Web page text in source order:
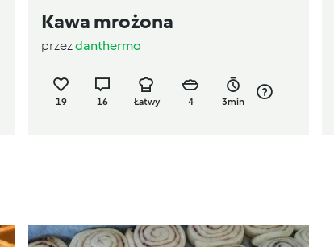
Kawa mrożona
przezdanthermo
19 16 Łatwy 4 3min